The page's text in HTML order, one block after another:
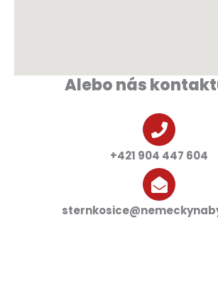
Alebo nás
+421 904 447 604